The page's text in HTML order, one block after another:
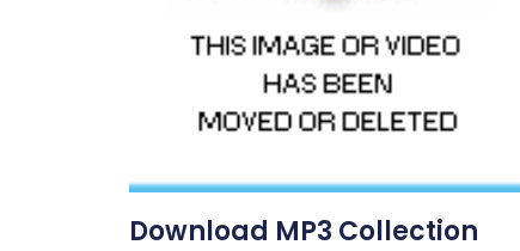
Download MP3 Collection